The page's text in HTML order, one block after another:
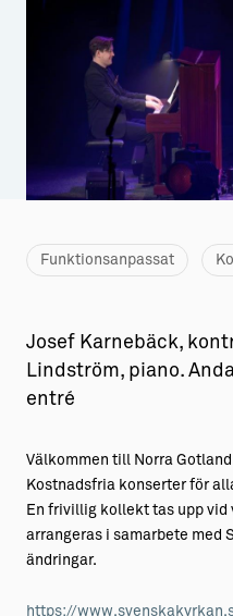
Aktiviteter
Sustainable Plejs
Möten &
Hansestaden
Almedalsveckan
Visby Centrum
→ Gutamål och
Allt om bostad
→ Hyra bostad
→ Köpa bostad
Allt om livet på
→ Föreningsliv
→ Idrottsliv
Funktionsanpassat
Josef Karnebäck,
Lindström, piano.
entré
Välkommen till Norra
Kostnadsfria konserter för
En frivillig kollekt tas upp
arrangeras i samarbete med
ändringar.
https://